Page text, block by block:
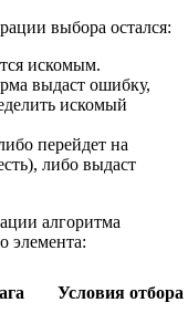
выбора остался:
искомым.
выдаст ошибку,
искомый
перейдет на
либо выдаст
алгоритма
элемента:
Условия отбора